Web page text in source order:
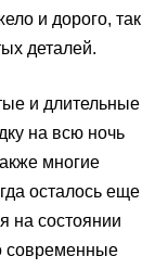
и дорого, так
деталей.
и длительные
на всю ночь
многие
осталось еще
на состоянии
современные